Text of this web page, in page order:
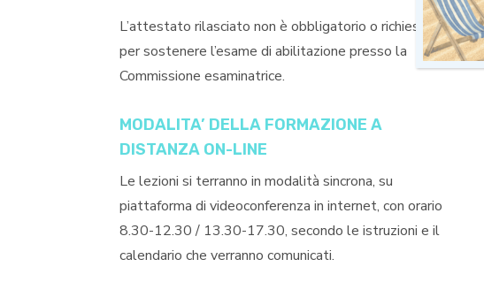
L’attestato rilasciato non è obbligatorio o richiesto
per sostenere l’esame di abilitazione presso la
Commissione esaminatrice.
MODALITA’ DELLA FORMAZIONE A
DISTANZA ON-LINE
Le lezioni si terranno in modalità sincrona, su
piattaforma di videoconferenza in internet, con orario
8.30-12.30 / 13.30-17.30, secondo le istruzioni e il
calendario che verranno comunicati.